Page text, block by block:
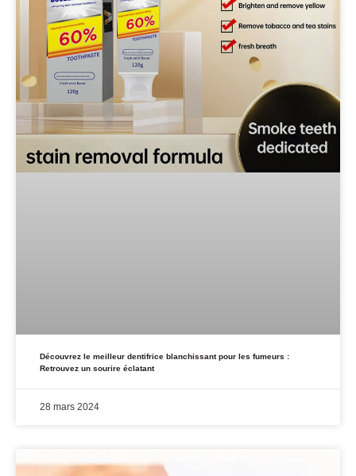
Découvrez le meilleur dentifrice blanchissant pour les fumeurs :
Retrouvez un sourire éclatant
28 mars 2024